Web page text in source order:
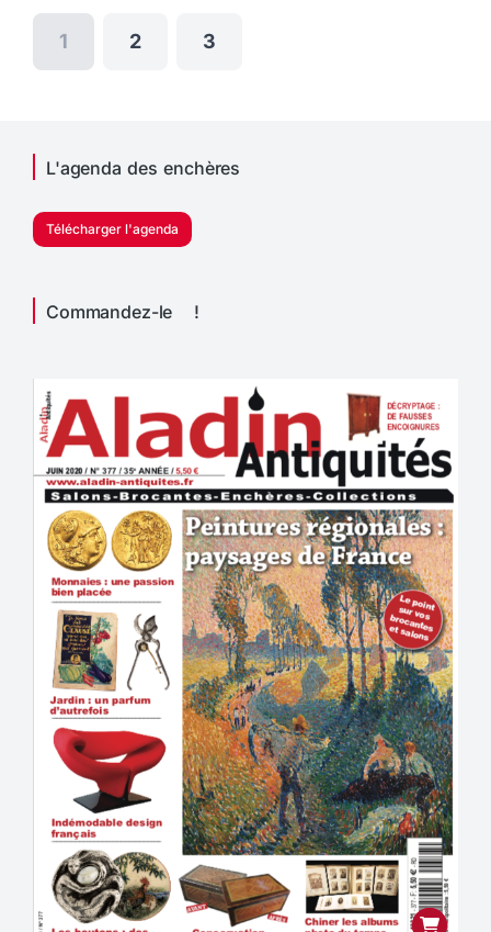
1 2 3
L'agenda des enchères
Télécharger l'agenda
Commandez-le !